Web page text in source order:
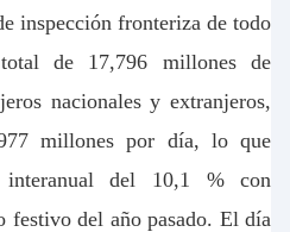
inspección fronteriza de todo
de 17,796 millones de
nacionales y extranjeros,
millones por día, lo que
interanual del 10,1 % con
festivo del año pasado. El día